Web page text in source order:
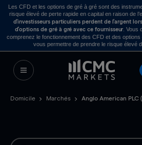
Les CFD et les options de gré à gré sont des
risque élevé de perte rapide en capital en raison de
d’investisseurs particuliers perdent de l’argent
d’options de gré à gré avec ce fournisseur .
comprenez le fonctionnement des CFD et des
vous permettre de prendre le risque élevé
Domicile Marchés Anglo American PLC